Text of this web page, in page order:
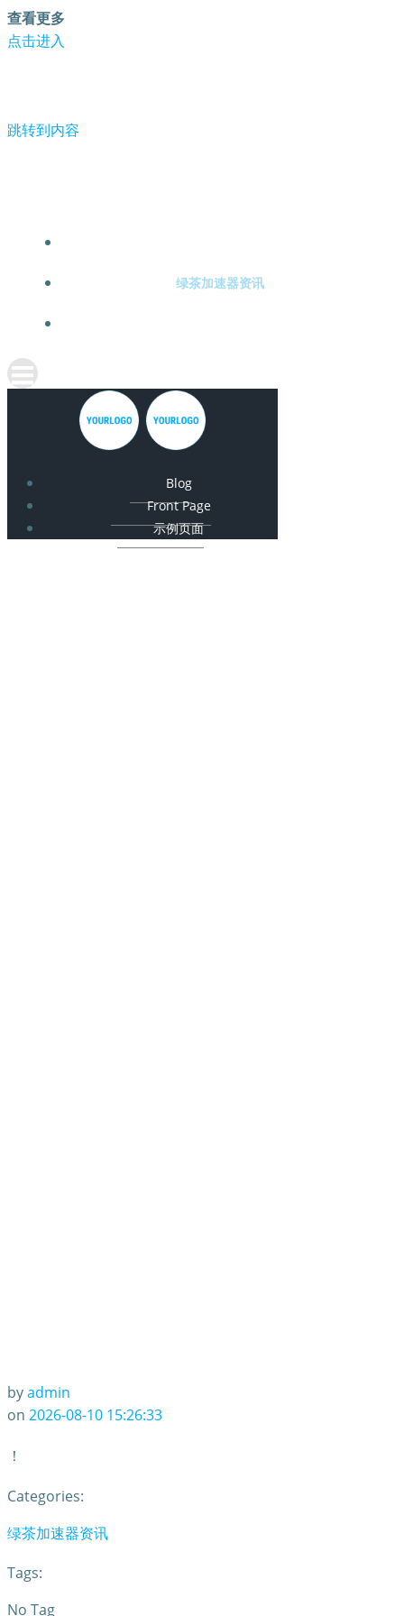
查看更多
点击进入
跳转到内容
绿茶加速器资讯
Blog
Front Page
示例页面
byadmin
on 2026-08-10 15:26:33
！
Categories:
绿茶加速器资讯
Tags:
No Tag